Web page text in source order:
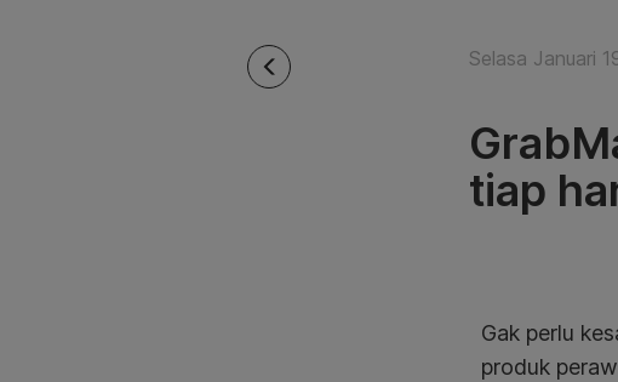
Selasa Januari
tiap
Gak perlu
produk